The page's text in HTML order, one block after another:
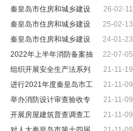
26-02-11
秦皇岛市住房和城乡建设
局2025年政府网站信息公开工作年度
报表
25-02-13
秦皇岛市住房和城乡建设
局2024年政府信息公开工作年度报告
24-01-23
秦皇岛市住房和城乡建设
局2023年政府信息公开工作年度报告
22-07-05
2022年上半年消防备案抽
查项目台账
21-11-19
组织开展安全生产法系列
培训工作
21-11-09
进行2021年度秦皇岛市工
程勘察专项监督检查
21-11-09
举办消防设计审查验收专
业技术培训
21-11-09
开展房屋建筑普查调查工